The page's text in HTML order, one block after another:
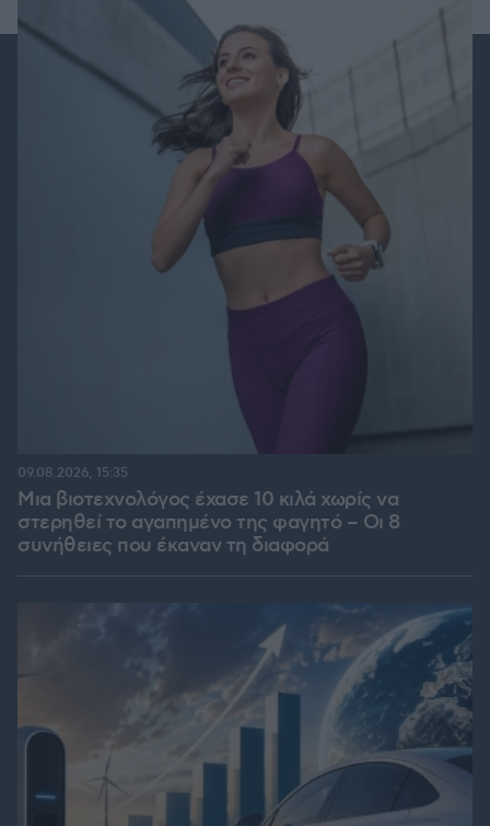
Μια βιοτεχνολόγος έχασε 10 κιλά χωρίς να
στερηθεί το αγαπημένο της φαγητό – Οι 8
συνήθειες που έκαναν τη διαφορά
09.08.2026, 15:35